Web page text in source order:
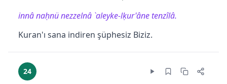
innâ naḥnü nezzelnâ `aleyke-lḳur'âne tenzîlâ.
Kuran'ı sana indiren şüphesiz Biziz.
24